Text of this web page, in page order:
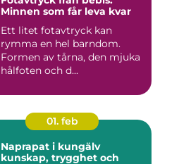
Minnen som får leva kvar
Ett litet fotavtryck kan
rymma en hel barndom.
Formen av tårna, den mjuka
hålfoten och d...
01. feb
Naprapat i kungälv
kunskap, trygghet och